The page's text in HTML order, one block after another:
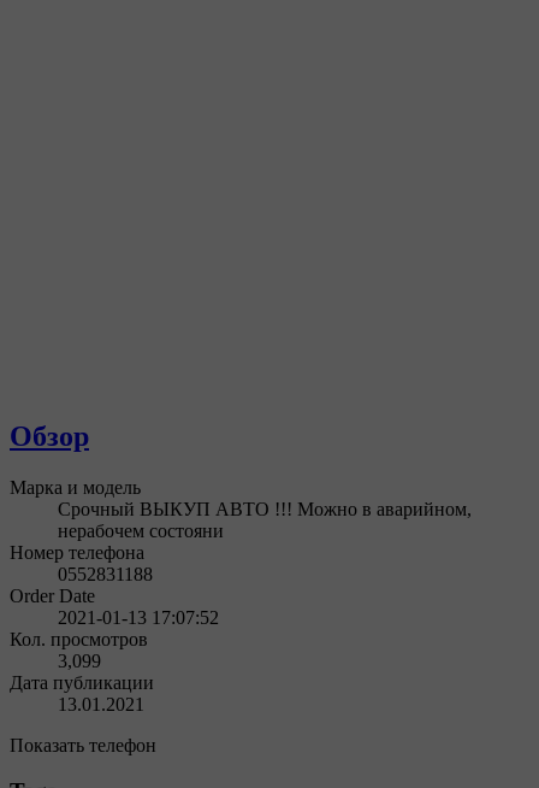
Обзор
Марка и модель
Срочный ВЫКУП АВТО !!! Можно в аварийном,
нерабочем состояни
Номер телефона
0552831188
Order Date
2021-01-13 17:07:52
Кол. просмотров
3,099
Дата публикации
13.01.2021
Показать телефон